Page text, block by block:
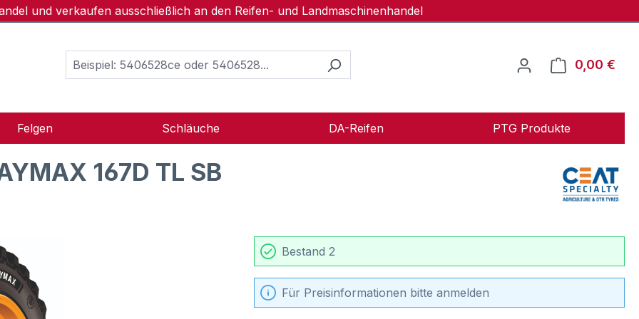
und verkaufen ausschließlich an den Reifen- und Landmaschinenhandel
0,00 €
Felgen Schläuche DA-Reifen PTG Produkte
167D TL SB
Bestand 2
Für Preisinformationen bitte anmelden